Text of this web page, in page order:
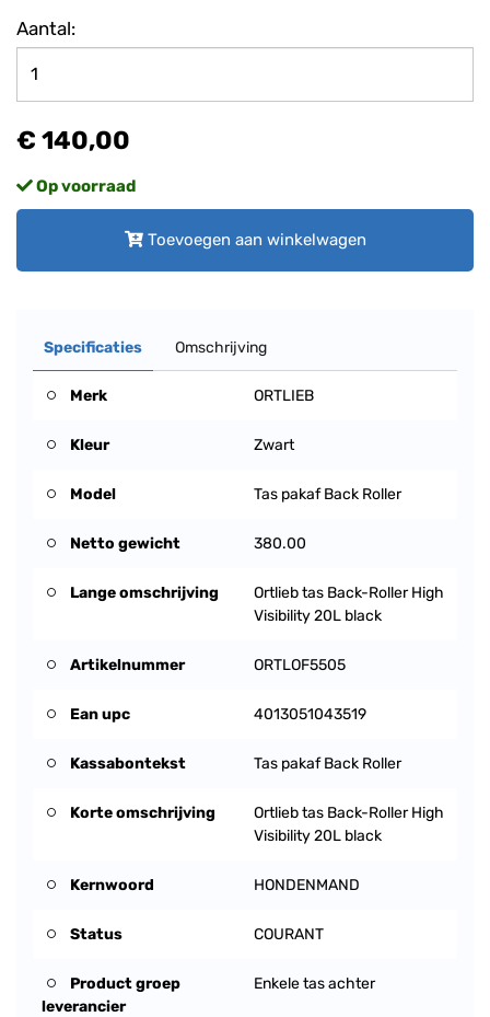
Aantal:
€ 140,00
Op voorraad
Toevoegen aan winkelwagen
Specificaties Omschrijving
Merk ORTLIEB
Kleur Zwart
Model Tas pakaf Back Roller
Netto gewicht 380.00
Lange omschrijving
Ortlieb tas Back-Roller High
Visibility 20L black
Artikelnummer ORTLOF5505
Ean upc 4013051043519
Kassabontekst Tas pakaf Back Roller
Korte omschrijving
Ortlieb tas Back-Roller High
Visibility 20L black
Kernwoord HONDENMAND
Status COURANT
Product groep
leverancier
Enkele tas achter